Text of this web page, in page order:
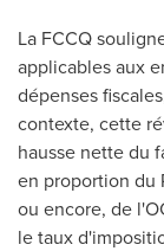
La FCCQ
applicables aux
dépenses
contexte, cette
hausse nette du
en proportion du
ou encore, de
le taux